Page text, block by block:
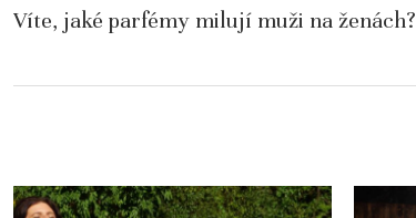
Víte, jaké parfémy milují muži na ženách?